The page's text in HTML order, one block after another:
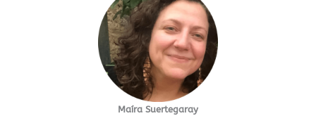
Maíra Suertegaray